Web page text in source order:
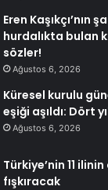
Eren Kaşıkçı’nın
hurdalıkta bulan
sözler!
Ağustos 6, 2026
Küresel kurulu
eşiği aşıldı: Dört
Ağustos 6, 2026
Türkiye’nin 11
fışkıracak